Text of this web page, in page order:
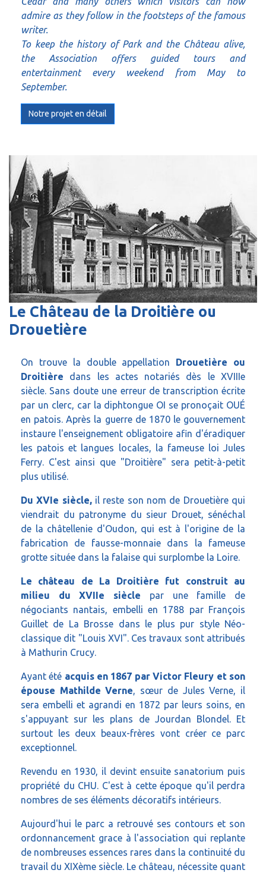
admire as they follow in the footsteps of the famous
writer.
To keep the history of Park and the Château alive,
the Association offers guided tours and
entertainment every weekend from May to
September.
Notre projet en détail
Le Château de la Droitière ou
Drouetière
On trouve la double appellation Drouetière ou
Droitière dans les actes notariés dès le XVIIIe
siècle. Sans doute une erreur de transcription écrite
par un clerc, car la diphtongue OI se pronoçait OUÉ
en patois. Après la guerre de 1870 le gouvernement
instaure l'enseignement obligatoire afin d'éradiquer
les patois et langues locales, la fameuse loi Jules
Ferry. C'est ainsi que "Droitière" sera petit-à-petit
plus utilisé.
Du XVIe siècle,il reste son nom de Drouetière qui
viendrait du patronyme du sieur Drouet, sénéchal
de la châtellenie d'Oudon, qui est à l'origine de la
fabrication de fausse-monnaie dans la fameuse
grotte située dans la falaise qui surplombe la Loire.
Le château de La Droitière fut construit au
milieu du XVIIe siècle par une famille de
négociants nantais, embelli en 1788 par François
Guillet de La Brosse dans le plus pur style Néo-
classique dit "Louis XVI". Ces travaux sont attribués
à Mathurin Crucy.
Ayant été acquis en 1867 par Victor Fleury et son
épouse Mathilde Verne, sœur de Jules Verne, il
sera embelli et agrandi en 1872 par leurs soins, en
s'appuyant sur les plans de Jourdan Blondel. Et
surtout les deux beaux-frères vont créer ce parc
exceptionnel.
Revendu en 1930, il devint ensuite sanatorium puis
propriété du CHU. C'est à cette époque qu'il perdra
nombres de ses éléments décoratifs intérieurs.
Aujourd'hui le parc a retrouvé ses contours et son
ordonnancement grace à l'association qui replante
de nombreuses essences rares dans la continuité du
travail du XIXème siècle. Le château, nécessite quant